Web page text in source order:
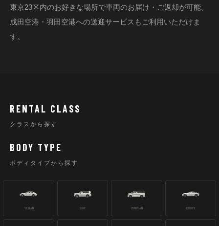
東京23区内のお好きな場所で車両のお届け・ご返却が可能。
成田空港・羽田空港への送迎サービスもご利用いただけま
す。
RENTAL CLASS
クラスから探す
BODY TYPE
ボディタイプから探す
SEDAN SUV MINIVAN COUPE